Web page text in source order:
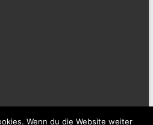
Wenn du die Website weiter